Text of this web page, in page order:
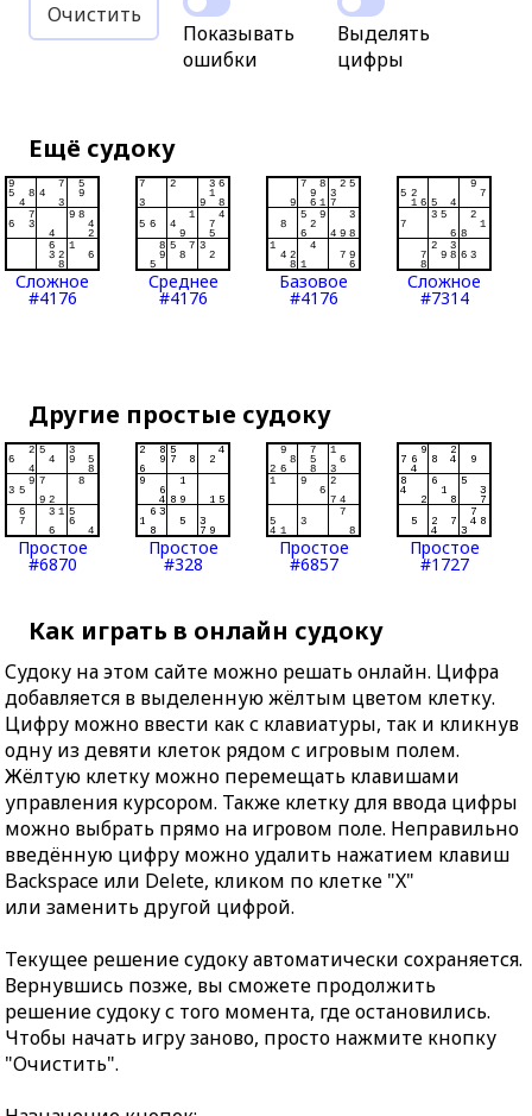
Очистить
Показывать
ошибки
Выделять
цифры
Ещё судоку
Сложное
#4176
Среднее
#4176
Базовое
#4176
Сложное
#7314
Другие простые судоку
Простое
#6870
Простое
#328
Простое
#6857
Простое
#1727
Как играть в онлайн судоку
Судоку на этом сайте можно решать онлайн. Цифра
добавляется в выделенную жёлтым цветом клетку.
Цифру можно ввести как с клавиатуры, так и кликнув
одну из девяти клеток рядом с игровым полем.
Жёлтую клетку можно перемещать клавишами
управления курсором. Также клетку для ввода цифры
можно выбрать прямо на игровом поле. Неправильно
введённую цифру можно удалить нажатием клавиш
Backspace или Delete, кликом по клетке "X"
или заменить другой цифрой.
Текущее решение судоку автоматически сохраняется.
Вернувшись позже, вы сможете продолжить
решение судоку с того момента, где остановились.
Чтобы начать игру заново, просто нажмите кнопку
"Очистить".